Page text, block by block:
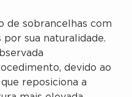
de sobrancelhas com
por sua naturalidade.
devido ao
reposiciona a